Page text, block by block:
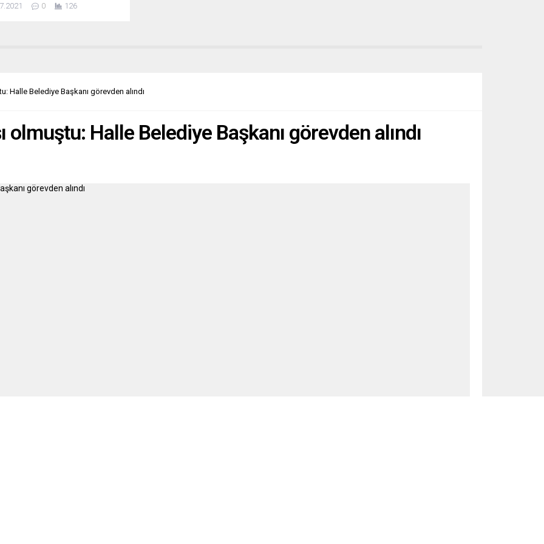
kiraladığı milli futbolcu
bedelinin ek faktörlerle en
0 126
Halle Belediye Başkanı görevden alındı
olmuştu: Halle Belediye Başkanı görevden alındı